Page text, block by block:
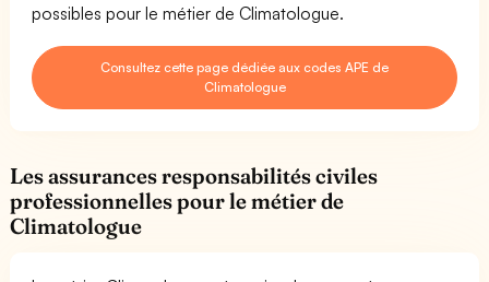
possibles pour le métier de Climatologue.
Consultez cette page dédiée aux codes APE de
Climatologue
Les assurances responsabilités civiles
professionnelles pour le métier de
Climatologue